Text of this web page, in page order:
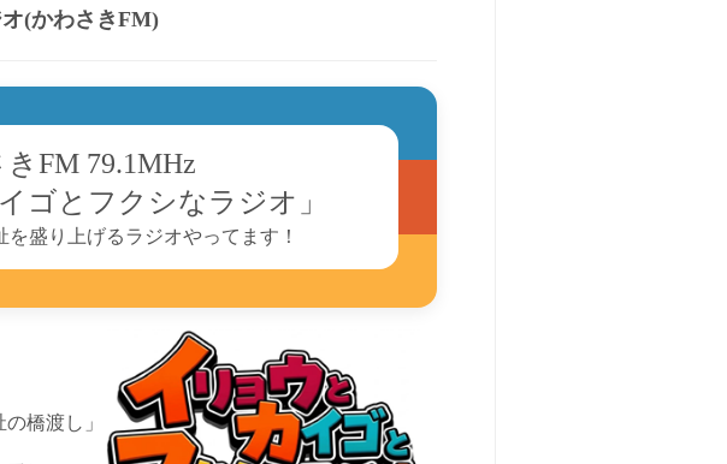
(かわさきFM)
FM 79.1MHz
ゴとフクシなラジオ」
盛り上げるラジオやってます！
橋渡し」